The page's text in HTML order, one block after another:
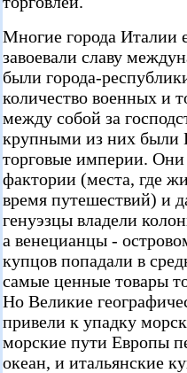
Многие города Италии
завоевали славу
были города-
количество военных и
между собой за
крупными из них были
торговые империи. Они
фактории (места, где
время путешествий) и
генуэзцы владели
а венецианцы -
купцов попадали в
самые ценные товары
Но Великие
привели к упадку
морские пути Европы
океан, и итальянские